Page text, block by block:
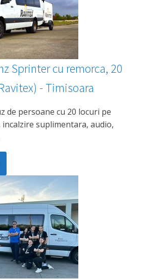
Sprinter cu remorca, 20
- Timisoara
de persoane cu 20 locuri pe
incalzire suplimentara, audio,